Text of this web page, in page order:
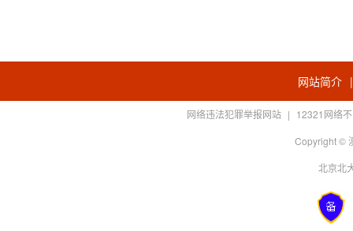
网站简介
网络违法犯罪举报网站 | 12321网络
Copyright ©
北京北